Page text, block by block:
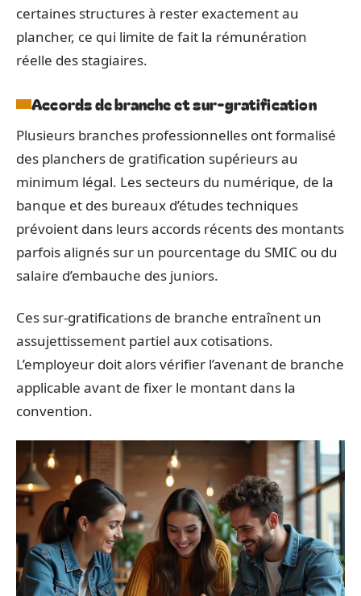
certaines structures à rester exactement au
plancher, ce qui limite de fait la rémunération
réelle des stagiaires.
Accords de branche et sur-gratification
Plusieurs branches professionnelles ont formalisé
des planchers de gratification supérieurs au
minimum légal. Les secteurs du numérique, de la
banque et des bureaux d’études techniques
prévoient dans leurs accords récents des montants
parfois alignés sur un pourcentage du SMIC ou du
salaire d’embauche des juniors.
Ces sur-gratifications de branche entraînent un
assujettissement partiel aux cotisations.
L’employeur doit alors vérifier l’avenant de branche
applicable avant de fixer le montant dans la
convention.